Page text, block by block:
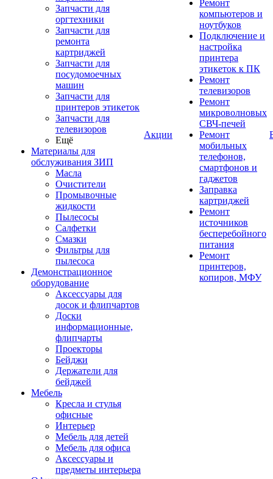
Запчасти для
оргтехники
Запчасти для
ремонта
картриджей
Запчасти для
посудомоечных
машин
Запчасти для
принтеров этикеток
Запчасти для
телевизоров
Ещё
Материалы для
обслуживания ЗИП
Масла
Очистители
Промывочные
жидкости
Пылесосы
Салфетки
Смазки
Фильтры для
пылесоса
Демонстрационное
оборудование
Аксессуары для
досок и флипчартов
Доски
информационные,
флипчарты
Проекторы
Бейджи
Держатели для
бейджей
Мебель
Кресла и стулья
офисные
Интерьер
Мебель для детей
Мебель для офиса
Аксессуары и
предметы интерьера
Акции
Ремонт
компьютеров и
ноутбуков
Подключение и
настройка
принтера
этикеток к ПК
Ремонт
телевизоров
Ремонт
микроволновых
СВЧ-печей
Ремонт
мобильных
телефонов,
смартфонов и
гаджетов
Заправка
картриджей
Ремонт
источников
бесперебойного
питания
Ремонт
принтеров,
копиров, МФУ